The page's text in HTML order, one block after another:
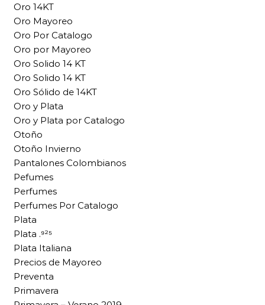
Oro 14KT
Oro Mayoreo
Oro Por Catalogo
Oro por Mayoreo
Oro Solido 14 KT
Oro Solido 14 KT
Oro Sólido de 14KT
Oro y Plata
Oro y Plata por Catalogo
Otoño
Otoño Invierno
Pantalones Colombianos
Pefumes
Perfumes
Perfumes Por Catalogo
Plata
Plata .⁹²⁵
Plata Italiana
Precios de Mayoreo
Preventa
Primavera